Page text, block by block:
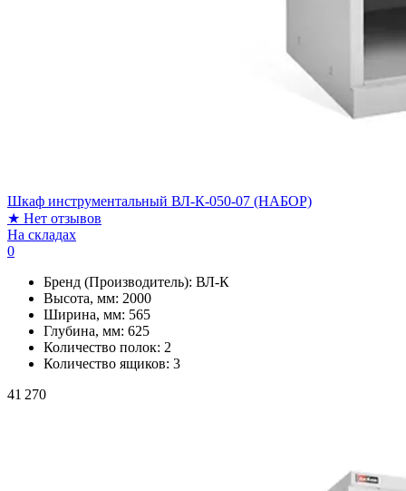
Шкаф инструментальный ВЛ-К-050-07 (НАБОР)
★ Нет отзывов
На складах
0
Бренд (Производитель): ВЛ-К
Высота, мм: 2000
Ширина, мм: 565
Глубина, мм: 625
Количество полок: 2
Количество ящиков: 3
41 270